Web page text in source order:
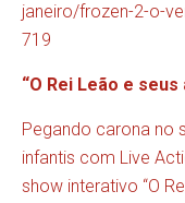
janeiro/frozen-2-o-
719
“O Rei Leão e seus
Pegando carona no
infantis com Live
show interativo “O